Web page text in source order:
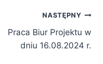
NASTĘPNY
Praca Biur Projektu w
dniu 16.08.2024 r.